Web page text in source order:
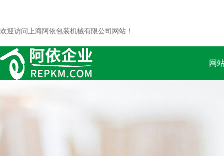
欢迎访问上海阿依包装机械有限公司网站！
网